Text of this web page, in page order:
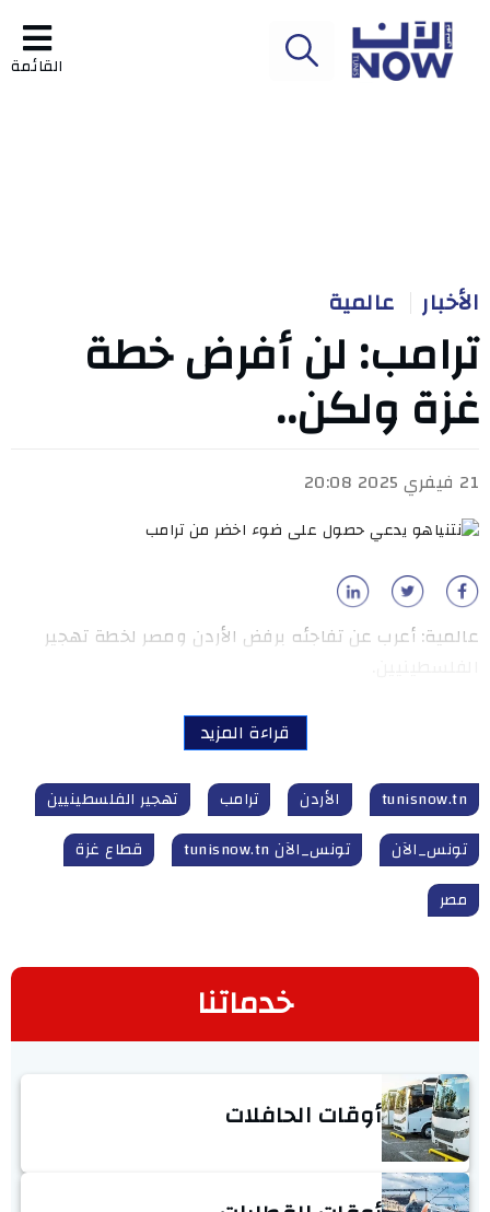
القائمة
الأخبار عالمية
ترامب: لن أفرض خطة
غزة ولكن..
21 فيفري 2025 20:08
عالمية: أعرب عن تفاجئه برفض الأردن ومصر لخطة تهجير
قراءة المزيد
tunisnow.tn الأردن ترامب
تهجير الفلسطينيين
تونس_الآن
تونس_الآن tunisnow.tn
قطاع غزة
مصر
خدماتنا
أوقات الحافلات